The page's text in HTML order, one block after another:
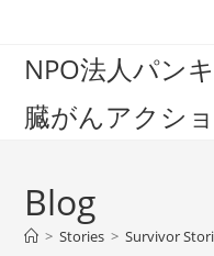
contentNPO法人パン
臓がんアクシ
Blog
> Stories > Survivor